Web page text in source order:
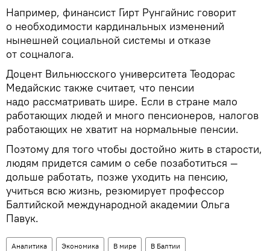
Например, финансист Гирт Рунгайнис говорит
о необходимости кардинальных изменений
нынешней социальной системы и отказе
от соцналога.
Доцент Вильнюсского университета Теодорас
Медайскис также считает, что пенсии
надо рассматривать шире. Если в стране мало
работающих людей и много пенсионеров, налогов
работающих не хватит на нормальные пенсии.
Поэтому для того чтобы достойно жить в старости,
людям придется самим о себе позаботиться —
дольше работать, позже уходить на пенсию,
учиться всю жизнь, резюмирует профессор
Балтийской международной академии Ольга
Павук.
Аналитика Экономика В мире В Балтии